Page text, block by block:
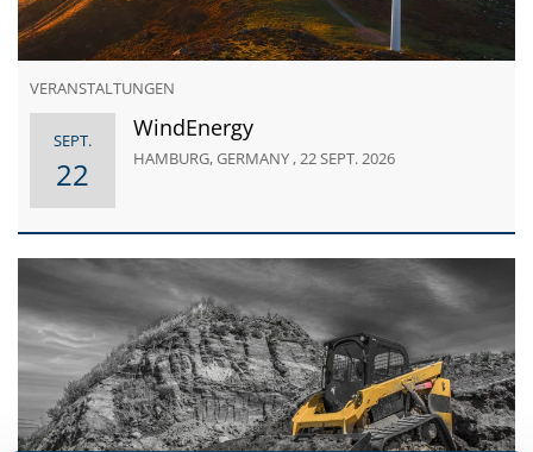
VERANSTALTUNGEN
SEPT.
22
WindEnergy
HAMBURG, GERMANY , 22 SEPT. 2026